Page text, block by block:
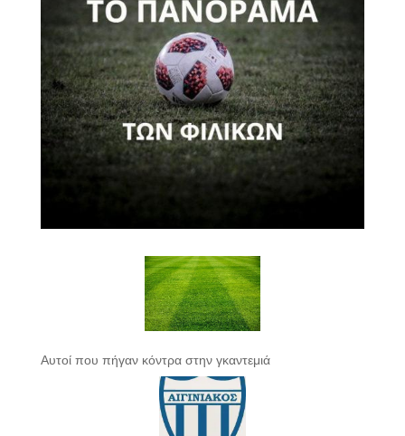
Αυτοί που πήγαν κόντρα στην γκαντεμιά